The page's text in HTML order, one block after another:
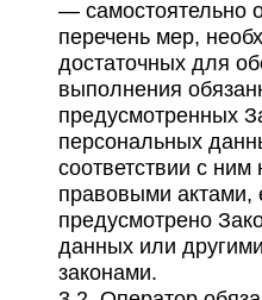
— самостоятельно
перечень мер,
достаточных для
выполнения
предусмотренных
персональных
соответствии с
правовыми актами,
предусмотрено
данных или
законами.